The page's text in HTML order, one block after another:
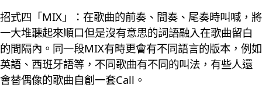
招式四「MIX」：在歌曲的前奏、間奏、尾奏時叫喊，將
一大堆聽起來順口但是沒有意思的詞語融入在歌曲留白
的間隔內。同一段MIX有時更會有不同語言的版本，例如
英語、西班牙語等，不同歌曲有不同的叫法，有些人還
會替偶像的歌曲自創一套Call。